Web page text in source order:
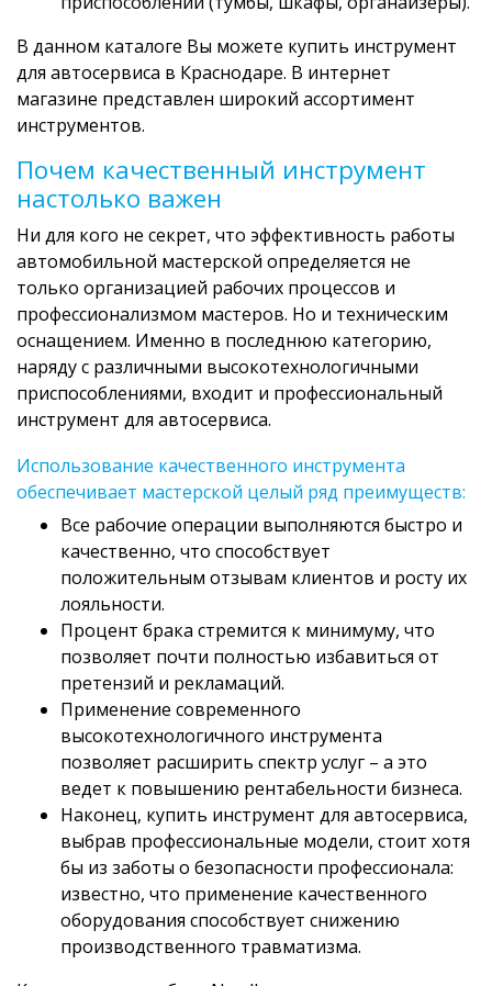
В данном каталоге Вы можете купить инструмент
для автосервиса в Краснодаре. В интернет
магазине представлен широкий ассортимент
инструментов.
Почем качественный инструмент
настолько важен
Ни для кого не секрет, что эффективность работы
автомобильной мастерской определяется не
только организацией рабочих процессов и
профессионализмом мастеров. Но и техническим
оснащением. Именно в последнюю категорию,
наряду с различными высокотехнологичными
приспособлениями, входит и профессиональный
инструмент для автосервиса.
Использование качественного инструмента
обеспечивает мастерской целый ряд преимуществ:
Все рабочие операции выполняются быстро и
качественно, что способствует
положительным отзывам клиентов и росту их
лояльности.
Процент брака стремится к минимуму, что
позволяет почти полностью избавиться от
претензий и рекламаций.
Применение современного
высокотехнологичного инструмента
позволяет расширить спектр услуг – а это
ведет к повышению рентабельности бизнеса.
Наконец, купить инструмент для автосервиса,
выбрав профессиональные модели, стоит хотя
бы из заботы о безопасности профессионала:
известно, что применение качественного
оборудования способствует снижению
производственного травматизма.